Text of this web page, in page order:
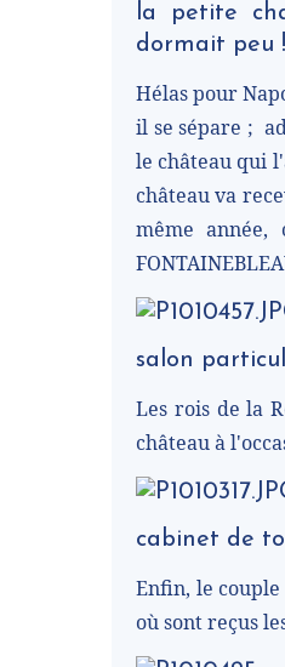
la petite
dormait peu
Hélas pour
il se sépare ;
le château qui
château va
même
salon
Les rois de la
château à
cabinet de
Enfin, le
où sont reçus